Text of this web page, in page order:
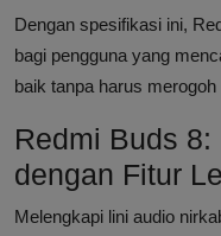
Dengan spesifikasi ini,
bagi pengguna yang
baik tanpa harus
Redmi Buds
dengan Fitur
Melengkapi lini audio